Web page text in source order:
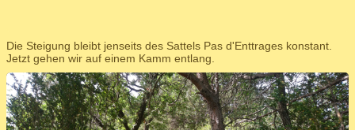
Die Steigung bleibt jenseits des Sattels Pas d'Enttrages konstant.
Jetzt gehen wir auf einem Kamm entlang.